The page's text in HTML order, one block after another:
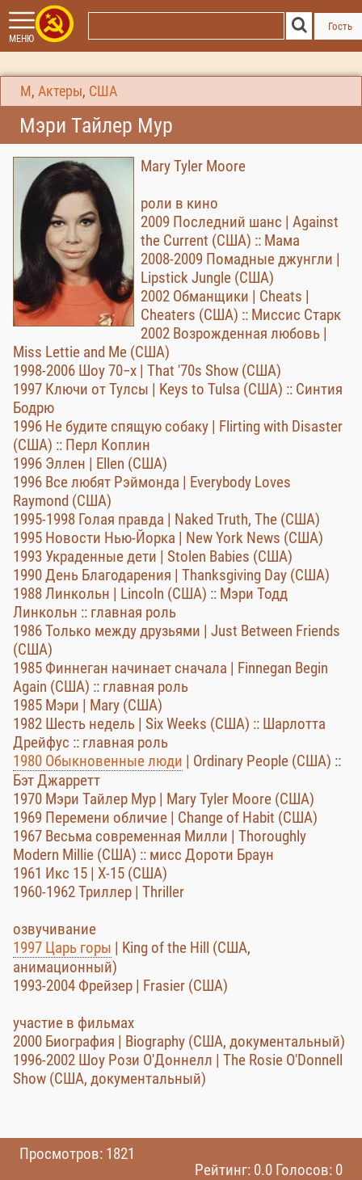
МЕНЮ
Гость
М , Актеры, США
Мэри Тайлер Мур
Mary Tyler Moore
роли в кино
2009 Последний шанс | Against
the Current (США) :: Мама
2008-2009 Помадные джунгли |
Lipstick Jungle (США)
2002 Обманщики | Cheats |
Cheaters (США) :: Миссис Старк
2002 Возрожденная любовь |
Miss Lettie and Me (США)
1998-2006 Шоу 70−х | That '70s Show (США)
1997 Ключи от Тулсы | Keys to Tulsa (США) :: Синтия
Бодрю
1996 Не будите спящую собаку | Flirting with Disaster
(США) :: Перл Коплин
1996 Эллен | Ellen (США)
1996 Все любят Рэймонда | Everybody Loves
Raymond (США)
1995-1998 Голая правда | Naked Truth, The (США)
1995 Новости Нью-Йорка | New York News (США)
1993 Украденные дети | Stolen Babies (США)
1990 День Благодарения | Thanksgiving Day (США)
1988 Линкольн | Lincoln (США) :: Мэри Тодд
Линкольн :: главная роль
1986 Только между друзьями | Just Between Friends
(США)
1985 Финнеган начинает сначала | Finnegan Begin
Again (США) :: главная роль
1985 Мэри | Mary (США)
1982 Шесть недель | Six Weeks (США) :: Шарлотта
Дрейфус :: главная роль
1980 Обыкновенные люди | Ordinary People (США) ::
Бэт Джарретт
1970 Мэри Тайлер Мур | Mary Tyler Moore (США)
1969 Перемени обличие | Change of Habit (США)
1967 Весьма современная Милли | Thoroughly
Modern Millie (США) :: мисс Дороти Браун
1961 Икс 15 | X-15 (США)
1960-1962 Триллер | Thriller
озвучивание
1997 Царь горы | King of the Hill (США,
анимационный)
1993-2004 Фрейзер | Frasier (США)
участие в фильмах
2000 Биография | Biography (США, документальный)
1996-2002 Шоу Рози О'Доннелл | The Rosie O'Donnell
Show (США, документальный)
Просмотров: 1821
Рейтинг: 0.0 Голосов: 0